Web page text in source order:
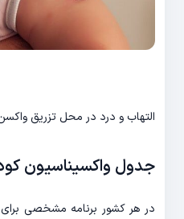
التهاب و درد در محل تزریق
جدول واکسیناسیون
در هر کشور برنامه مشخصی برای